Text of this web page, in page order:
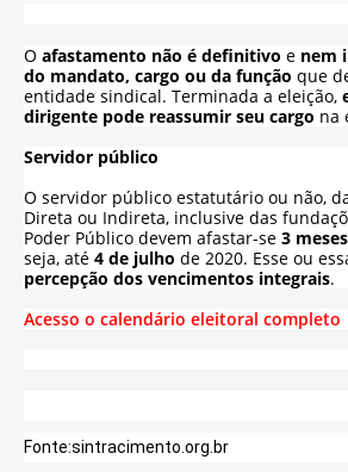
O afastamento não é definitivo e nem
do mandato, cargo ou da função que
entidade sindical. Terminada a eleição,
dirigente pode reassumir seu cargo na
Servidor público
O servidor público estatutário ou não,
Direta ou Indireta, inclusive das
Poder Público devem afastar-se 3
seja, até 4 de julho de 2020. Esse ou
percepção dos vencimentos integrais.
Acesso o calendário eleitoral completo
Fonte:sintracimento.org.br